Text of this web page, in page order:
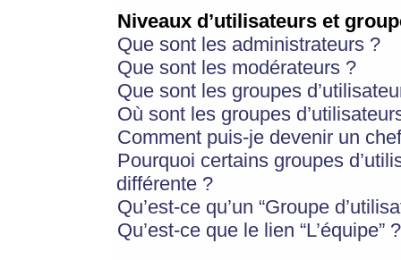
Niveaux d’utilisateurs et
Que sont les administrateurs ?
Que sont les modérateurs ?
Que sont les groupes
Où sont les groupes
Comment puis-je devenir un
Pourquoi certains groupes
différente ?
Qu’est-ce qu’un “Groupe
Qu’est-ce que le lien “L’équipe” ?